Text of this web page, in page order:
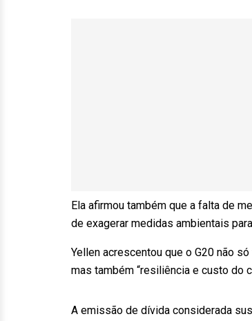
Ela afirmou também que a falta de
de exagerar medidas ambientais
Yellen acrescentou que o G20 não
mas também “resiliência e custo do
A emissão de dívida considerada